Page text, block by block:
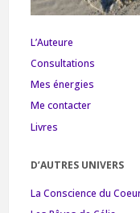
L’Auteure
Consultations
Mes énergies
Me contacter
Livres
D’AUTRES UNIVERS
La Conscience du